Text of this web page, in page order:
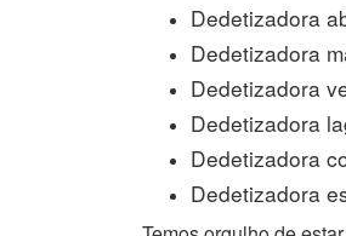
Dedetizadora
Dedetizadora
Dedetizadora
Dedetizadora
Dedetizadora
Dedetizadora